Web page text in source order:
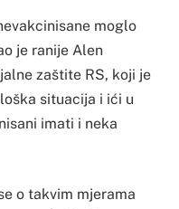
moglo
je ranije Alen
zaštite RS, koji je
situacija i ići u
imati i neka
o takvim mjerama